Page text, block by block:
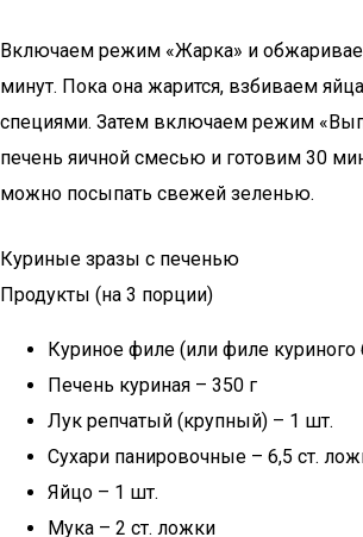
Включаем режим «Жарка» и
минут. Пока она жарится, взбиваем
специями. Затем включаем режим
печень яичной смесью и готовим 30
можно посыпать свежей зеленью.
Куриные зразы с печенью
Продукты (на 3 порции)
Куриное филе (или филе куриного
Печень куриная – 350 г
Лук репчатый (крупный) – 1 шт.
Сухари панировочные – 6,5 ст.
Яйцо – 1 шт.
Мука – 2 ст. ложки